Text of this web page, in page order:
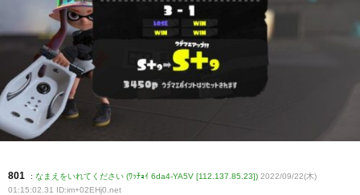
801 : なまえをいれてください (ﾜｯﾁｮｲ 6da4-YA5V [112.137.85.23]) 2022/09/22(木)
01:15:02.31 ID:im+02EHj0 .net